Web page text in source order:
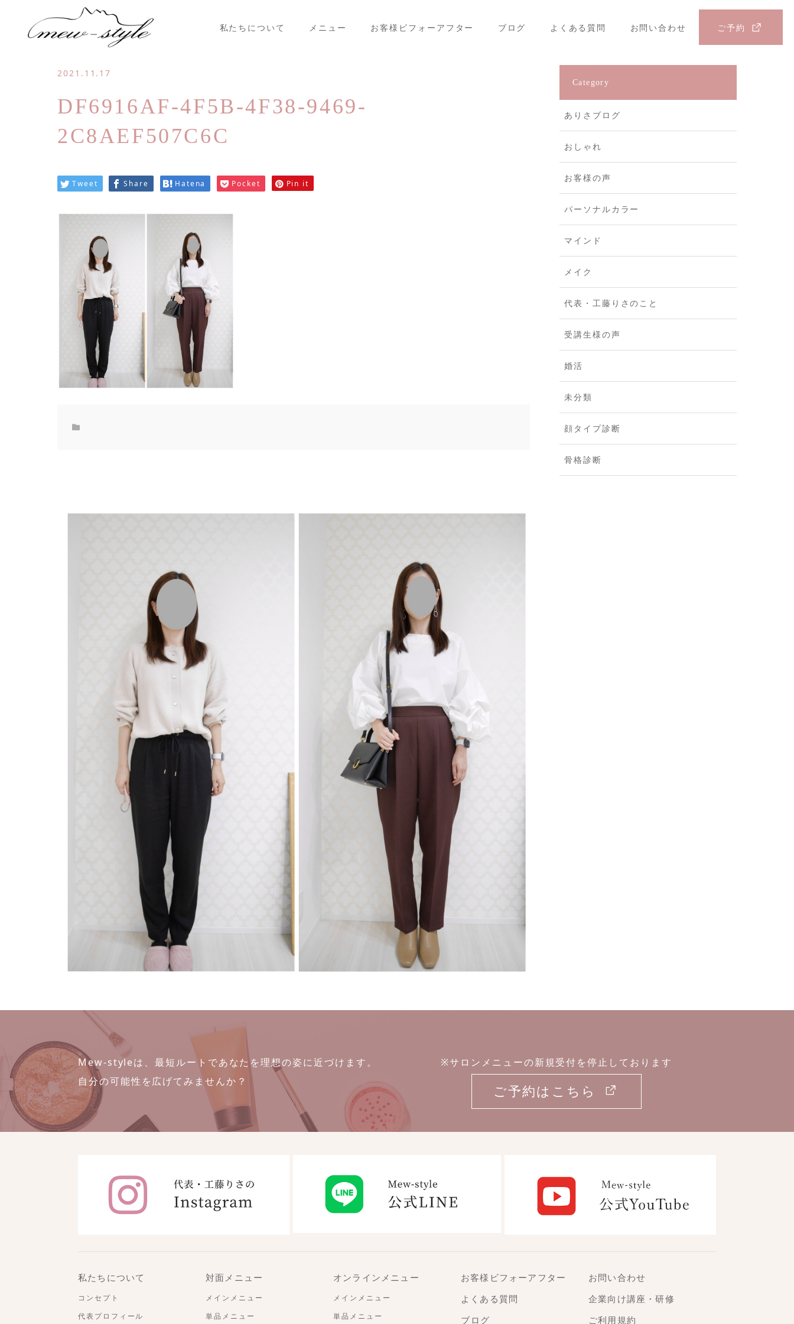
私たちについて メニュー お客様ビフォーアフター ブログ よくある質問 お問い合わせ ご予約
2021.11.17
DF6916AF-4F5B-4F38-9469-
2C8AEF507C6C
Tweet Share Hatena Pocket Pin it
Category
ありさブログ
おしゃれ
お客様の声
パーソナルカラー
マインド
メイク
代表・工藤りさのこと
受講生様の声
婚活
未分類
顔タイプ診断
骨格診断
Mew-styleは、最短ルートであなたを理想の姿に近づけます。
自分の可能性を広げてみませんか？
※サロンメニューの新規受付を停止しております
ご予約はこちら
私たちについて
コンセプト
代表プロフィール
対面メニュー
メインメニュー
単品メニュー
オンラインメニュー
メインメニュー
単品メニュー
お客様ビフォーアフター
よくある質問
ブログ
お問い合わせ
企業向け講座・研修
ご利用規約